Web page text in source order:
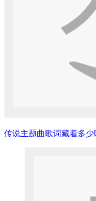
传说主题曲歌词藏着多少